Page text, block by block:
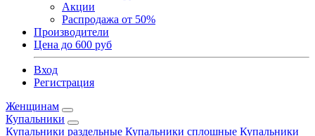
Акции
Распродажа от 50%
Производители
Цена до 600 руб
Вход
Регистрация
Женщинам
Купальники
Купальники раздельные Купальники сплошные Купальники